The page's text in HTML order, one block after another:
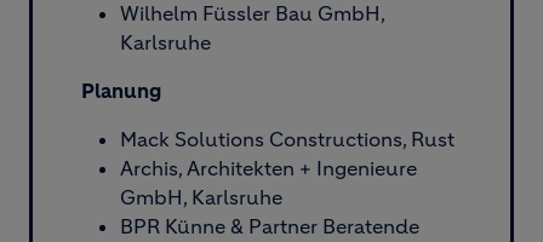
Wilhelm Füssler Bau GmbH,
Karlsruhe
Planung
Mack Solutions Constructions, Rust
Archis, Architekten + Ingenieure
GmbH, Karlsruhe
BPR Künne & Partner Beratende